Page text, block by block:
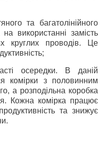
та багатолінійного
використанні замість
круглих проводів. Це
осередки. В даній
комірки з половинним
а розподільна коробка
Кожна комірка працює
та знижує